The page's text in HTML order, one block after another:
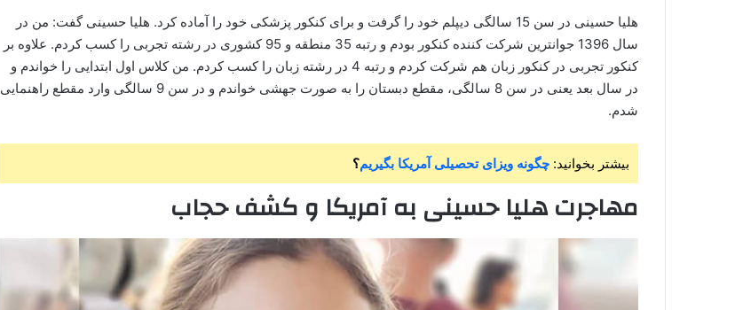
هلیا حسینی در سن 15 سالگی دیپلم خود را گرفت و برای کنکور پزشکی خود را آماده کرد. هلیا حسینی گفت: من در
سال 1396 جوانترین شرکت کننده کنکور بودم و رتبه 35 منطقه و 95 کشوری در رشته تجربی را کسب کردم. علاوه بر
کنکور تجربی در کنکور زبان هم شرکت کردم و رتبه 4 در رشته زبان را کسب کردم. من کلاس اول ابتدایی را خواندم و
در سال بعد یعنی در سن 8 سالگی، مقطع دبستان را به صورت جهشی خواندم و در سن 9 سالگی وارد مقطع راهنمایی
شدم.
بیشتر بخوانید: چگونه ویزای تحصیلی آمریکا بگیریم؟
مهاجرت هلیا حسینی به آمریکا و کشف حجاب